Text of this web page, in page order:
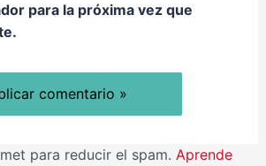
para la próxima vez que
para reducir el spam. Aprende